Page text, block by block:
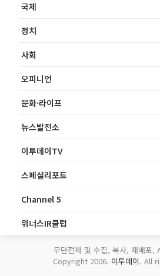
국제
정치
사회
오피니언
문화·라이프
뉴스발전소
이투데이TV
스페셜리포트
Channel 5
위너스IR클럽
무단전재 및 수집, 복사, 재배포,
Copyright 2006. 이투데이. All